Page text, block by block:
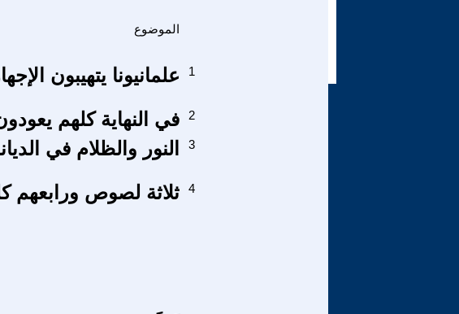
الموضوع
علمانيونا يتهيبون 1
في النهاية كلهم 2
النور والظلام في 3
ثلاثة لصوص ورابعهم 4